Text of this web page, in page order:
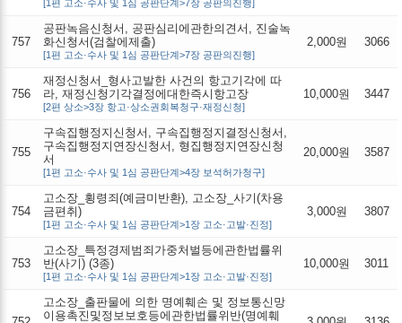
[1편 고소·수사 및 1심 공판단계>7장 공판의진행]
757
공판녹음신청서, 공판심리에관한의견서, 진술녹
화신청서(검찰에제출)
[1편 고소·수사 및 1심 공판단계>7장 공판의진행]
2,000원 3066
756
재정신청서_형사고발한 사건의 항고기각에 따
라, 재정신청기각결정에대한즉시항고장
[2편 상소>3장 항고·상소권회복청구·재정신청]
10,000원 3447
755
구속집행정지신청서, 구속집행정지결정신청서,
구속집행정지연장신청서, 형집행정지연장신청
서
[1편 고소·수사 및 1심 공판단계>4장 보석허가청구]
20,000원 3587
754
고소장_횡령죄(예금미반환), 고소장_사기(차용
금편취)
[1편 고소·수사 및 1심 공판단계>1장 고소·고발·진정]
3,000원 3807
753
고소장_특정경제범죄가중처벌등에관한법률위
반(사기) (3종)
[1편 고소·수사 및 1심 공판단계>1장 고소·고발·진정]
10,000원 3011
고소장_출판물에 의한 명예훼손 및 정보통신망
이용촉진및정보보호등에관한법률위반(명예훼